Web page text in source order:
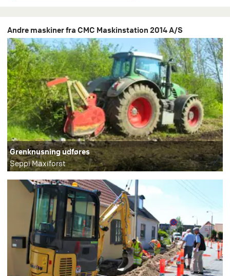
Andre maskiner fra CMC Maskinstation 2014 A/S
Grenknusning udføres
Seppi Maxiforst